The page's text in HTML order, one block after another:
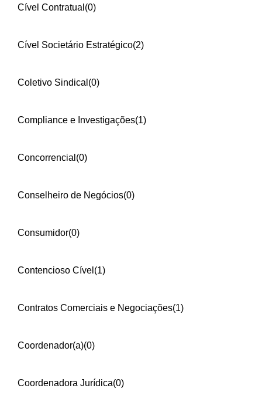
Cível Contratual (0)
Cível Societário Estratégico(2)
Coletivo Sindical (0)
Compliance e Investigações(1)
Concorrencial (0)
Conselheiro de Negócios(0)
Consumidor(0)
Contencioso Cível (1)
Contratos Comerciais e Negociações(1)
Coordenador(a)(0)
Coordenadora Jurídica(0)